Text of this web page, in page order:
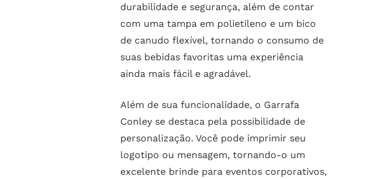
durabilidade e segurança, além de contar
com uma tampa em polietileno e um bico
de canudo flexível, tornando o consumo de
suas bebidas favoritas uma experiência
ainda mais fácil e agradável.
Além de sua funcionalidade, o Garrafa
Conley se destaca pela possibilidade de
personalização. Você pode imprimir seu
logotipo ou mensagem, tornando-o um
excelente brinde para eventos corporativos,